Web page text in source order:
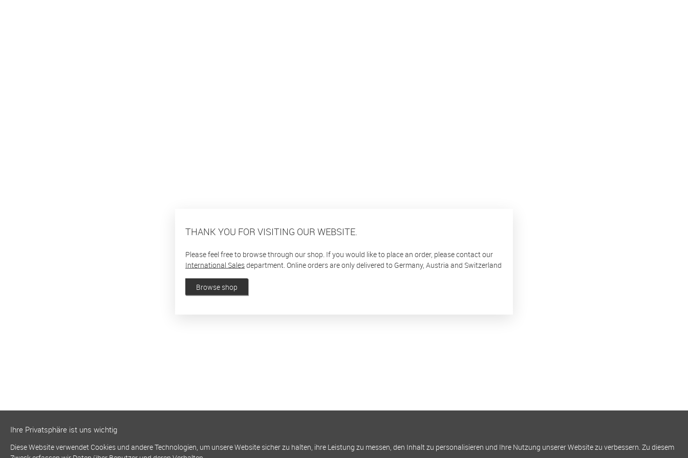
THANK YOU FOR VISITING OUR WEBSITE.
Please feel free to browse through our shop. If you would like to place an order, please contact our
International Salesdepartment. Online orders are only delivered to Germany, Austria and Switzerland
Browse shop
Ihre Privatsphäre ist uns wichtig
Diese Website verwendet Cookies und andere Technologien, um unsere Website sicher zu halten, ihre Leistung zu messen, den Inhalt zu personalisieren und Ihre Nutzung unserer Website zu verbessern. Zu diesem